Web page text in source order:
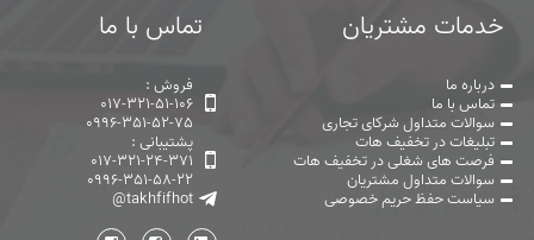
خدمات مشتریان
درباره ما
تماس با ما
سوالات متداول شرکای تجاری
تبلیغات در تخفیف هات
فرصت های شغلی در تخفیف هات
سوالات متداول مشتریان
سیاست حفظ حریم خصوصی
تماس با ما
فروش :
017-321-51-106
0996-351-52-75
پشتیبانی :
017-321-24-371
0996-351-58-22
@takhfifhot